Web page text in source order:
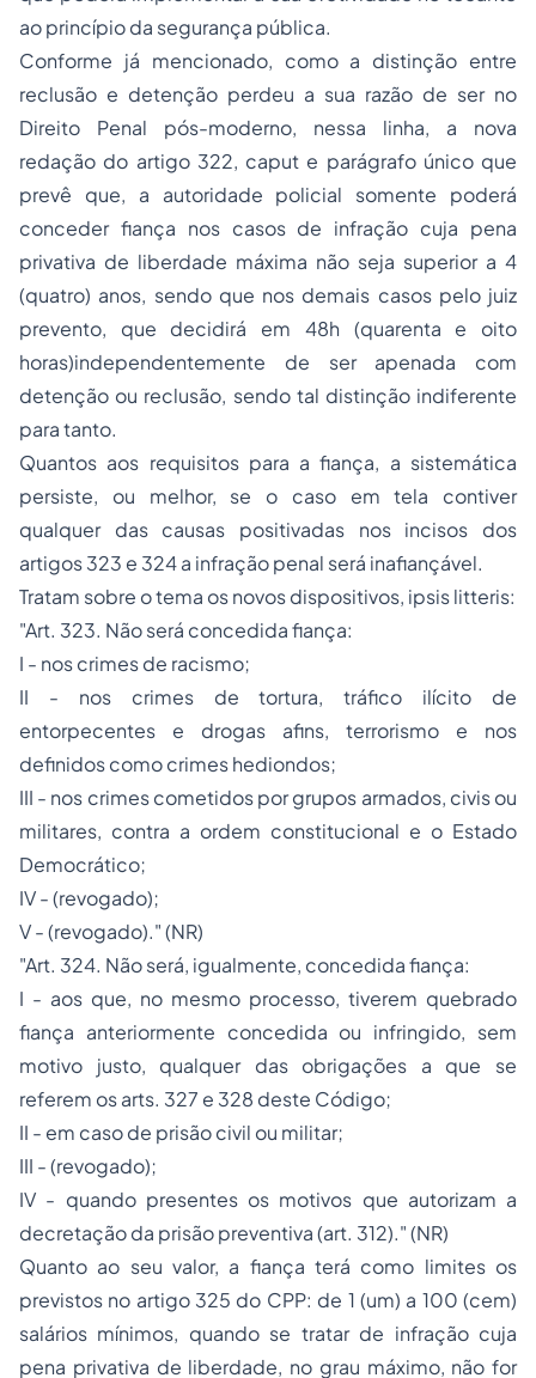
ao princípio da segurança pública.
Conforme já mencionado, como a distinção entre
reclusão e detenção perdeu a sua razão de ser no
Direito Penal pós-moderno, nessa linha, a nova
redação do artigo 322, caput e parágrafo único que
prevê que, a autoridade policial somente poderá
conceder fiança nos casos de infração cuja pena
privativa de liberdade máxima não seja superior a 4
(quatro) anos, sendo que nos demais casos pelo juiz
prevento, que decidirá em 48h (quarenta e oito
horas)independentemente de ser apenada com
detenção ou reclusão, sendo tal distinção indiferente
para tanto.
Quantos aos requisitos para a fiança, a sistemática
persiste, ou melhor, se o caso em tela contiver
qualquer das causas positivadas nos incisos dos
artigos 323 e 324 a infração penal será inafiançável.
Tratam sobre o tema os novos dispositivos, ipsis litteris:
"Art. 323. Não será concedida fiança:
I - nos crimes de racismo;
II - nos crimes de tortura, tráfico ilícito de
entorpecentes e drogas afins, terrorismo e nos
definidos como crimes hediondos;
III - nos crimes cometidos por grupos armados, civis ou
militares, contra a ordem constitucional e o Estado
Democrático;
IV - (revogado);
V - (revogado)." (NR)
"Art. 324. Não será, igualmente, concedida fiança:
I - aos que, no mesmo processo, tiverem quebrado
fiança anteriormente concedida ou infringido, sem
motivo justo, qualquer das obrigações a que se
referem os arts. 327 e 328 deste Código;
II - em caso de prisão civil ou militar;
III - (revogado);
IV - quando presentes os motivos que autorizam a
decretação da prisão preventiva (art. 312)." (NR)
Quanto ao seu valor, a fiança terá como limites os
previstos no artigo 325 do CPP: de 1 (um) a 100 (cem)
salários mínimos, quando se tratar de infração cuja
pena privativa de liberdade, no grau máximo, não for